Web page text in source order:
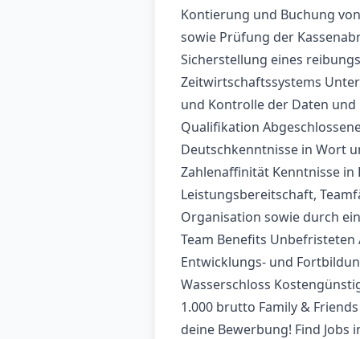
Kontierung und Buchung
sowie Prüfung der
Sicherstellung eines
Zeitwirtschaftssystems
und Kontrolle der Daten
Qualifikation
Deutschkenntnisse in Wort
Zahlenaffinität Kenntnisse in
Leistungsbereitschaft,
Organisation sowie durch
Team Benefits
Entwicklungs- und
Wasserschloss
1.000 brutto Family &
deine Bewerbung! Find Jobs